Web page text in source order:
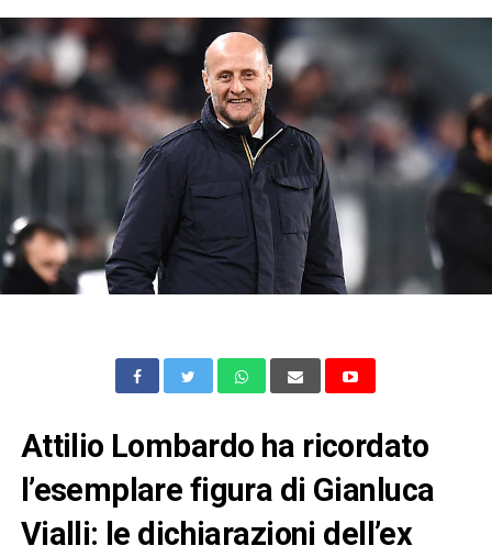
Attilio Lombardo ha ricordato
l’esemplare figura di Gianluca
Vialli: le dichiarazioni dell’ex